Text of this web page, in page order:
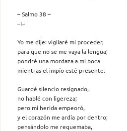
– Salmo 38 –
–I–
Yo me dije: vigilaré mi proceder,
para que no se me vaya la lengua;
pondré una mordaza a mi boca
mientras el impío esté presente.
Guardé silencio resignado,
no hablé con ligereza;
pero mi herida empeoró,
y el corazón me ardía por dentro;
pensándolo me requemaba,